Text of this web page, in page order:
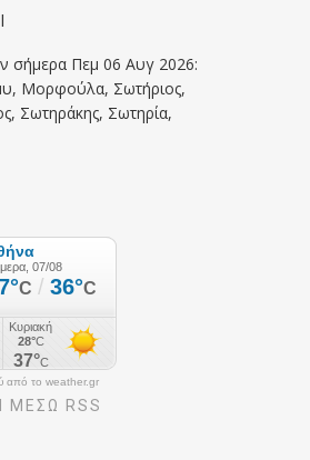
σήμερα Πεμ 06 Αυγ 2026:
Μορφούλα, Σωτήριος,
Σωτηράκης, Σωτηρία,
από το weather.gr
ΜΕΣΩ RSS